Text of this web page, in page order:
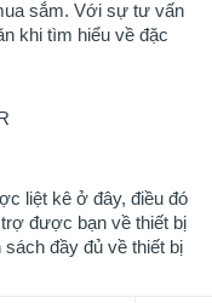
sắm. ​​Với sự tư vấn
khi tìm hiểu về đặc
liệt kê ở đây, điều đó
được bạn về thiết bị
sách đầy đủ về thiết bị